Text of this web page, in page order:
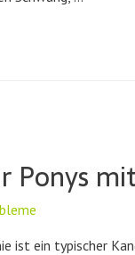
Ponys
ist ein typischer